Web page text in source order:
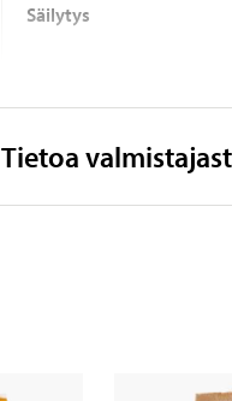
Säilytys
Tietoa